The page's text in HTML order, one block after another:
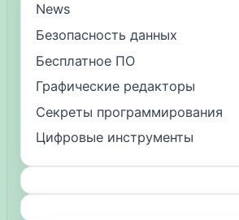
News
Безопасность данных
Бесплатное ПО
Графические редакторы
Секреты программирования
Цифровые инструменты